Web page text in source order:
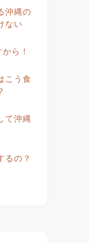
沖縄の
ない
ら！
こう食
て沖縄
るの？